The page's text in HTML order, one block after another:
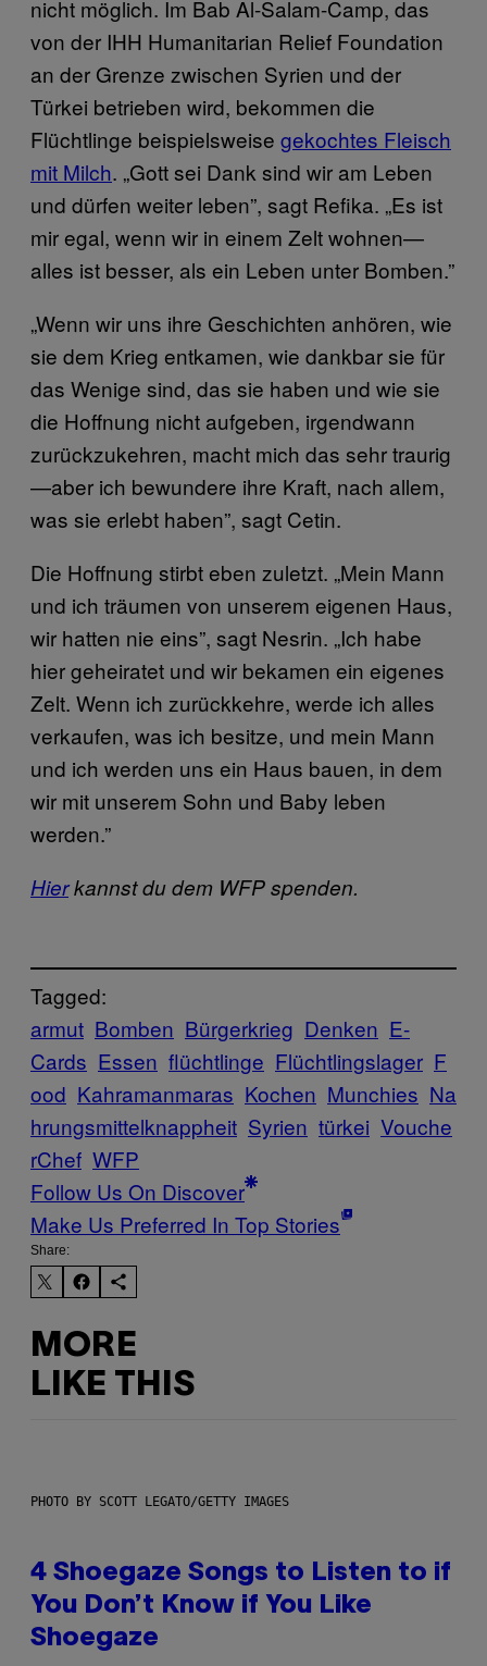
nicht möglich. Im Bab Al-Salam-Camp, das
von der IHH Humanitarian Relief Foundation
an der Grenze zwischen Syrien und der
Türkei betrieben wird, bekommen die
Flüchtlinge beispielsweise gekochtes Fleisch
mit Milch. „Gott sei Dank sind wir am Leben
und dürfen weiter leben”, sagt Refika. „Es ist
mir egal, wenn wir in einem Zelt wohnen—
alles ist besser, als ein Leben unter Bomben.”
„Wenn wir uns ihre Geschichten anhören, wie
sie dem Krieg entkamen, wie dankbar sie für
das Wenige sind, das sie haben und wie sie
die Hoffnung nicht aufgeben, irgendwann
zurückzukehren, macht mich das sehr traurig
—aber ich bewundere ihre Kraft, nach allem,
was sie erlebt haben”, sagt Cetin.
Die Hoffnung stirbt eben zuletzt. „Mein Mann
und ich träumen von unserem eigenen Haus,
wir hatten nie eins”, sagt Nesrin. „Ich habe
hier geheiratet und wir bekamen ein eigenes
Zelt. Wenn ich zurückkehre, werde ich alles
verkaufen, was ich besitze, und mein Mann
und ich werden uns ein Haus bauen, in dem
wir mit unserem Sohn und Baby leben
werden.”
Hierkannst du dem WFP spenden.
Tagged:
armut Bomben Bürgerkrieg Denken E-
Cards Essen flüchtlinge Flüchtlingslager F
ood Kahramanmaras Kochen Munchies Na
hrungsmittelknappheit Syrien türkei Vouche
rChef WFP
Follow Us On Discover
Make Us Preferred In Top Stories
Share:
MORE
LIKE THIS
PHOTO BY SCOTT LEGATO/GETTY IMAGES
4 Shoegaze Songs to Listen to if
You Don’t Know if You Like
Shoegaze